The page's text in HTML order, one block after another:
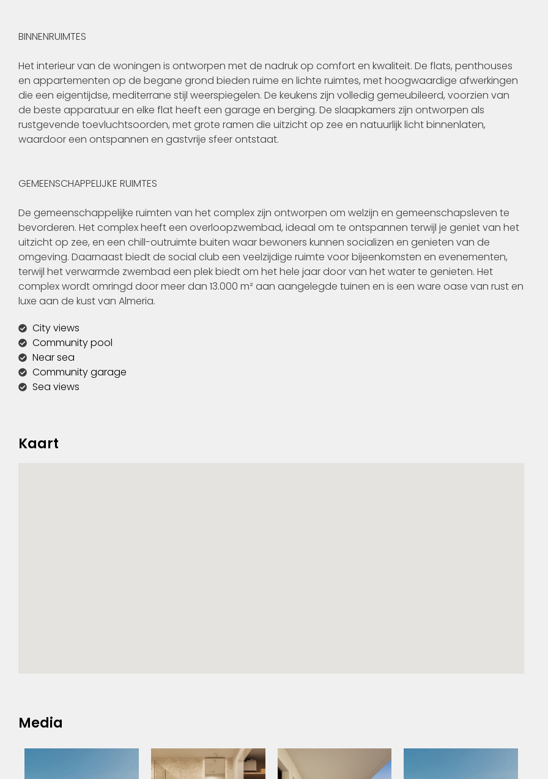
BINNENRUIMTES
Het interieur van de woningen is ontworpen met de nadruk op comfort en kwaliteit. De flats, penthouses
en appartementen op de begane grond bieden ruime en lichte ruimtes, met hoogwaardige afwerkingen
die een eigentijdse, mediterrane stijl weerspiegelen. De keukens zijn volledig gemeubileerd, voorzien van
de beste apparatuur en elke flat heeft een garage en berging. De slaapkamers zijn ontworpen als
rustgevende toevluchtsoorden, met grote ramen die uitzicht op zee en natuurlijk licht binnenlaten,
waardoor een ontspannen en gastvrije sfeer ontstaat.
GEMEENSCHAPPELIJKE RUIMTES
De gemeenschappelijke ruimten van het complex zijn ontworpen om welzijn en gemeenschapsleven te
bevorderen. Het complex heeft een overloopzwembad, ideaal om te ontspannen terwijl je geniet van het
uitzicht op zee, en een chill-outruimte buiten waar bewoners kunnen socializen en genieten van de
omgeving. Daarnaast biedt de social club een veelzijdige ruimte voor bijeenkomsten en evenementen,
terwijl het verwarmde zwembad een plek biedt om het hele jaar door van het water te genieten. Het
complex wordt omringd door meer dan 13.000 m² aan aangelegde tuinen en is een ware oase van rust en
luxe aan de kust van Almeria.
City views
Community pool
Near sea
Community garage
Sea views
Kaart
Media